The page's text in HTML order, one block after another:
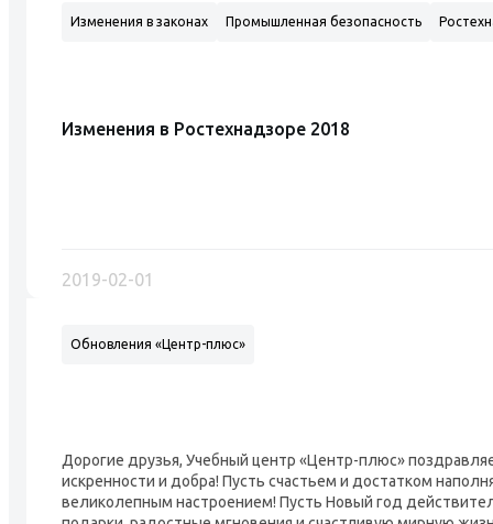
Изменения в законах Промышленная безопасность
Изменения в Ростехнадзоре 2018
2019-02-01
Обновления «Центр-плюс»
Дорогие друзья, Учебный центр «Центр-плюс»
искренности и добра! Пусть счастьем и достатком
великолепным настроением! Пусть Новый год